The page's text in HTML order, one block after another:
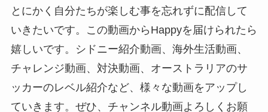
とにかく自分たちが楽しむ事を忘れずに配信して
いきたいです。この動画からHappyを届けられたら
嬉しいです。シドニー紹介動画、海外生活動画、
チャレンジ動画、対決動画、オーストラリアのサ
ッカーのレベル紹介など、様々な動画をアップし
ていきます。ぜひ、チャンネル動画よろしくお願